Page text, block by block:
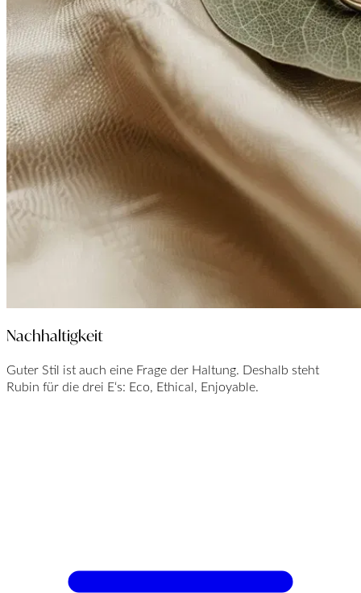
Nachhaltigkeit
Guter Stil ist auch eine Frage der Haltung. Deshalb steht
Rubin für die drei E‘s: Eco, Ethical, Enjoyable.